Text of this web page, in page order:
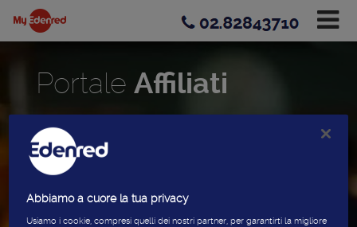
02.82843710
Portale Affiliati
Sei già registrato?
Abbiamo a cuore la tua privacy
Usiamo i cookie, compresi quelli dei nostri partner, per garantirti la migliore